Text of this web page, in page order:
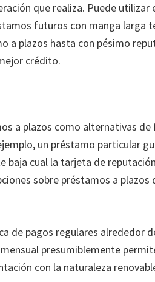
que realiza. Puede
futuros con manga larga
a plazos hasta con pésimo
crédito.
a plazos como alternativas
un préstamo particular
cual la tarjeta de
sobre préstamos a plazos
de pagos regulares alrededor
presumiblemente
con la naturaleza